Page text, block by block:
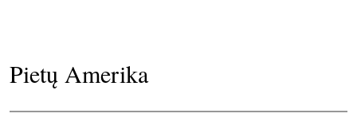
Pietų Amerika